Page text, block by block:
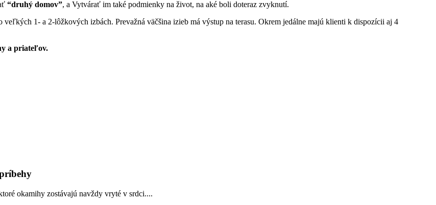
“druhý domov”, a Vytvárať im také podmienky na život, na aké boli doteraz zvyknutí.
1- a 2-lôžkových izbách. Prevažná väčšina izieb má výstup na terasu. Okrem jedálne majú klienti k dispozícii aj 4
a priateľov.
okamihy zostávajú navždy vryté v srdci....